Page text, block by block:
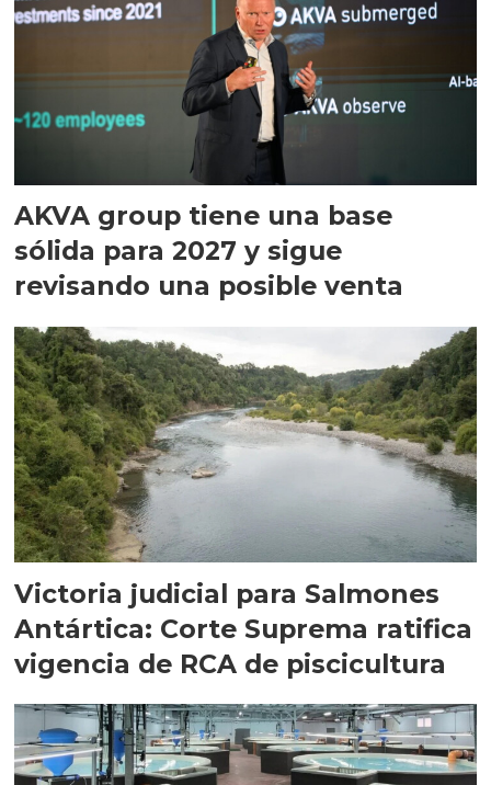
AKVA group tiene una base
sólida para 2027 y sigue
revisando una posible venta
Victoria judicial para Salmones
Antártica: Corte Suprema ratifica
vigencia de RCA de piscicultura